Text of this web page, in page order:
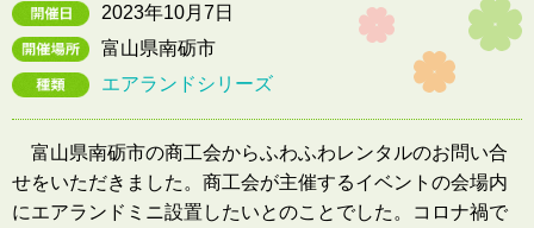
2023年10月7日
富山県南砺市
エアランドシリーズ
富山県南砺市の商工会からふわふわレンタルのお問い合
せをいただきました。商工会が主催するイベントの会場内
にエアランドミニ設置したいとのことでした。コロナ禍で